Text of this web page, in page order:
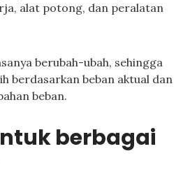
alat potong, dan peralatan
berubah-ubah, sehingga
berdasarkan beban aktual dan
beban.
berbagai